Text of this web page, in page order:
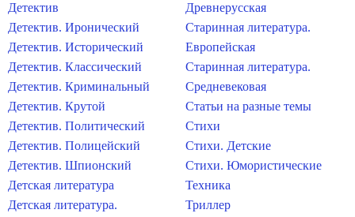
Детектив
Детектив. Иронический
Детектив. Исторический
Детектив. Классический
Детектив. Криминальный
Детектив. Крутой
Детектив. Политический
Детектив. Полицейский
Детектив. Шпионский
Детская литература
Детская литература.
Древнерусская
Старинная литература.
Европейская
Старинная литература.
Средневековая
Статьи на разные темы
Стихи
Стихи. Детские
Стихи. Юмористические
Техника
Триллер